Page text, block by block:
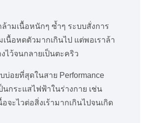
ล้ามเนื้อหนักๆ ซ้ำๆ ระบบสั่งการ
เนื้อหดตัวมากเกินไป แต่พอเราล้า
ว้จนกลายเป็นตะคริว
บ่อยที่สุดในสาย Performance
นกระแสไฟฟ้าในร่างกาย เช่น
จะไวต่อสิ่งเร้ามากเกินไปจนเกิด